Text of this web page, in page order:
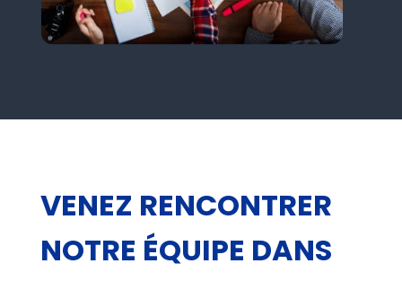
VENEZ RENCONTRER
NOTRE ÉQUIPE DANS